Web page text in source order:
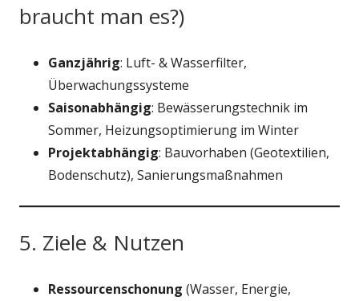
braucht man es?)
Ganzjährig: Luft- & Wasserfilter,
Überwachungssysteme
Saisonabhängig: Bewässerungstechnik im
Sommer, Heizungsoptimierung im Winter
Projektabhängig: Bauvorhaben (Geotextilien,
Bodenschutz), Sanierungsmaßnahmen
5. Ziele & Nutzen
Ressourcenschonung (Wasser, Energie,